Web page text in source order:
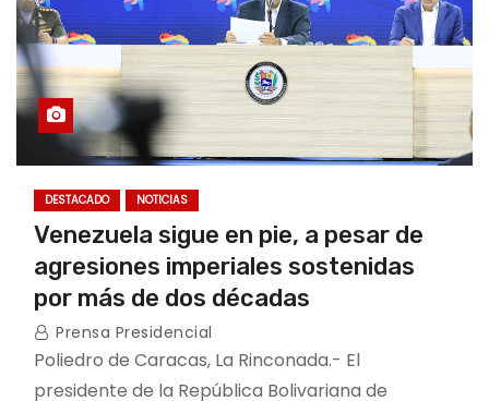
DESTACADO NOTICIAS
Venezuela sigue en pie, a pesar de
agresiones imperiales sostenidas
por más de dos décadas
Prensa Presidencial
Poliedro de Caracas, La Rinconada.- El
presidente de la República Bolivariana de